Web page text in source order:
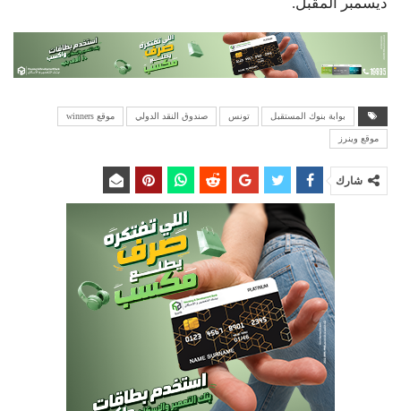
بوابة بنوك المستقبل تونس صندوق النقد الدولي موقع winners
موقع وينرز
شارك